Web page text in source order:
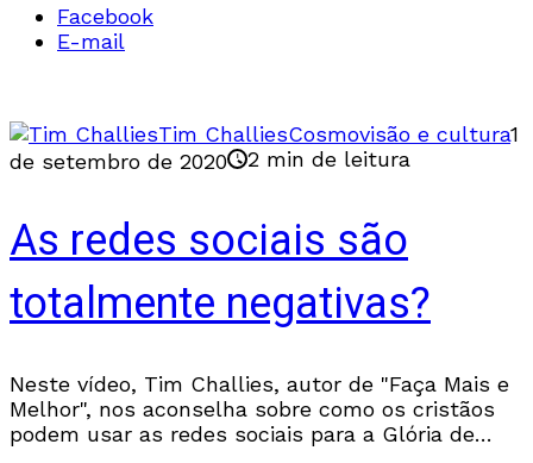
Facebook
E-mail
Tim ChalliesCosmovisão e cultura1
de setembro de 2020
2 min de leitura
As redes sociais são
totalmente negativas?
Neste vídeo, Tim Challies, autor de "Faça Mais e
Melhor", nos aconselha sobre como os cristãos
podem usar as redes sociais para a Glória de